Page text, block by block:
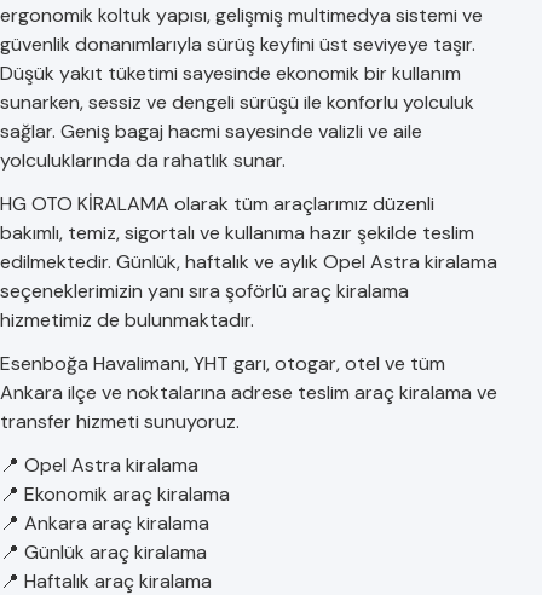
ergonomik koltuk yapısı, gelişmiş multimedya sistemi ve
güvenlik donanımlarıyla sürüş keyfini üst seviyeye taşır.
Düşük yakıt tüketimi sayesinde ekonomik bir kullanım
sunarken, sessiz ve dengeli sürüşü ile konforlu yolculuk
sağlar. Geniş bagaj hacmi sayesinde valizli ve aile
yolculuklarında da rahatlık sunar.
HG OTO KİRALAMA olarak tüm araçlarımız düzenli
bakımlı, temiz, sigortalı ve kullanıma hazır şekilde teslim
edilmektedir. Günlük, haftalık ve aylık Opel Astra kiralama
seçeneklerimizin yanı sıra şoförlü araç kiralama
hizmetimiz de bulunmaktadır.
Esenboğa Havalimanı, YHT garı, otogar, otel ve tüm
Ankara ilçe ve noktalarına adrese teslim araç kiralama ve
transfer hizmeti sunuyoruz.
📍 Opel Astra kiralama
📍 Ekonomik araç kiralama
📍 Ankara araç kiralama
📍 Günlük araç kiralama
📍 Haftalık araç kiralama